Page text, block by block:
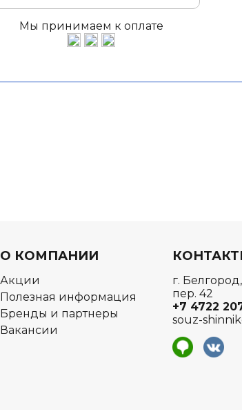
Мы принимаем к оплате
О КОМПАНИИ
Акции
Полезная информация
Бренды и партнеры
Вакансии
г.
пер. 42
+7 4722
souz-